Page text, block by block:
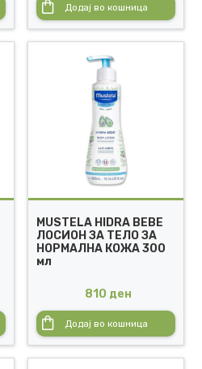
Додај во кошница
MUSTELA HIDRA BEBE
ЛОСИОН ЗА ТЕЛО ЗА
НОРМАЛНА КОЖА 300
мл
810 ден
Додај во кошница